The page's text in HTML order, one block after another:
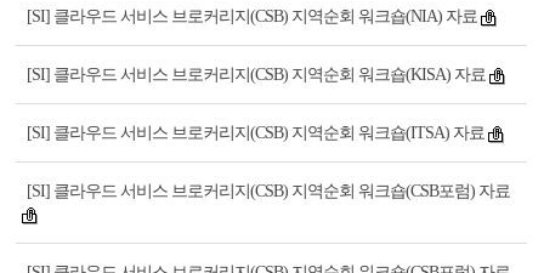
[SI] 클라우드 서비스 브로커리지(CSB) 지역순회 워크숍(NIA) 자료
[SI] 클라우드 서비스 브로커리지(CSB) 지역순회 워크숍(KISA) 자료
[SI] 클라우드 서비스 브로커리지(CSB) 지역순회 워크숍(ITSA) 자료
[SI] 클라우드 서비스 브로커리지(CSB) 지역순회 워크숍(CSB포럼) 자료